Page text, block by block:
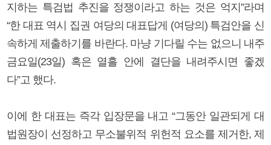
지하는 특검법 추진을 정쟁이라고 하는 것은 억지”라며
“한 대표 역시 집권 여당의 대표답게 (여당의) 특검안을 신
속하게 제출하기를 바란다. 마냥 기다릴 수는 없으니 내주
금요일(23일) 혹은 열흘 안에 결단을 내려주시면 좋겠
다”고 했다.
이에 한 대표는 즉각 입장문을 내고 “그동안 일관되게 대
법원장이 선정하고 무소불위적 위헌적 요소를 제거한, 제